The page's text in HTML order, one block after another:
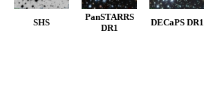
SHS
PanSTARRS
DR1
DECaPS DR1